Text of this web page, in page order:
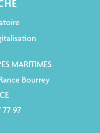
MARITIMES
Bourrey
77 97